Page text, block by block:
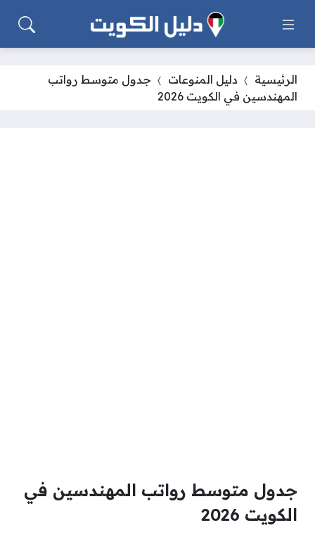
الرئيسية دليل المنوعات
جدول متوسط رواتب
المهندسين في الكويت 2026
جدول متوسط رواتب المهندسين في
الكويت 2026